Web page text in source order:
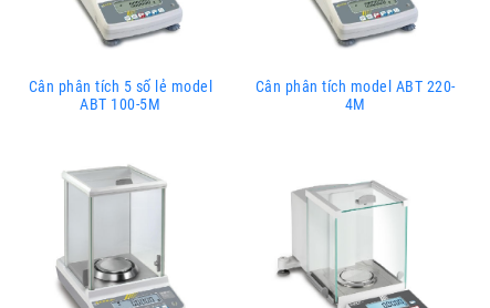
Cân phân tích 5 số lẻ model
ABT 100-5M
Cân phân tích model ABT 220-
4M